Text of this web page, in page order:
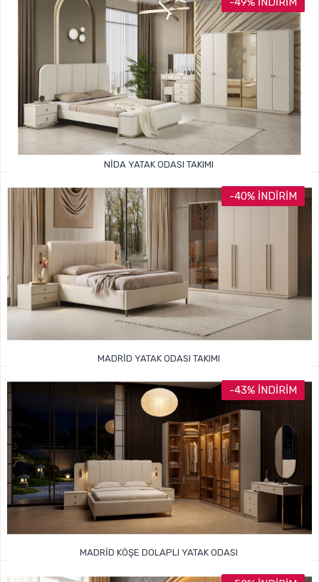
NIDA YATAK ODASI TAKIMI
108.000TL54.999TL
-40% İNDIRIM
MADRID YATAK ODASI TAKIMI
125.000TL74.999TL
-43% İNDIRIM
MADRID KÖŞE DOLAPLI YATAK ODASI
185.000TL105.000TL